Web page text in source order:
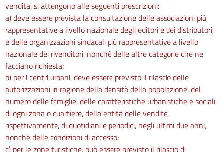
vendita, si attengono alle seguenti prescrizioni:
a) deve essere prevista la consultazione delle associazioni più
rappresentative a livello nazionale degli editori e dei distributori,
e delle organizzazioni sindacali più rappresentative a livello
nazionale dei rivenditori, nonché delle altre categorie che ne
facciano richiesta;
b) per i centri urbani, deve essere previsto il rilascio delle
autorizzazioni in ragione della densità della popolazione, del
numero delle famiglie, delle caratteristiche urbanistiche e sociali
di ogni zona o quartiere, della entità delle vendite,
rispettivamente, di quotidiani e periodici, negli ultimi due anni,
nonché delle condizioni di accesso;
c) per le zone turistiche, può essere previsto il rilascio di